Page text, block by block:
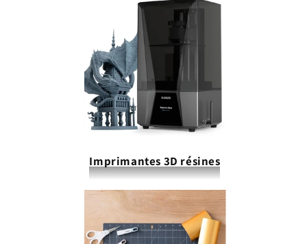
Imprimantes 3D résines